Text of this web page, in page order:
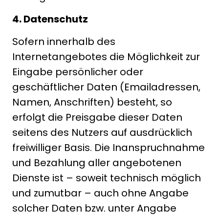
4. Datenschutz
Sofern innerhalb des
Internetangebotes die Möglichkeit zur
Eingabe persönlicher oder
geschäftlicher Daten (Emailadressen,
Namen, Anschriften) besteht, so
erfolgt die Preisgabe dieser Daten
seitens des Nutzers auf ausdrücklich
freiwilliger Basis. Die Inanspruchnahme
und Bezahlung aller angebotenen
Dienste ist – soweit technisch möglich
und zumutbar – auch ohne Angabe
solcher Daten bzw. unter Angabe